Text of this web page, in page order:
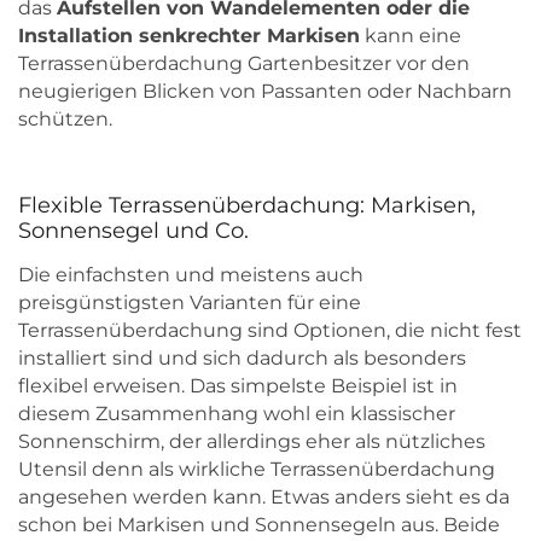
das Aufstellen von Wandelementen oder die
Installation senkrechter Markisen kann eine
Terrassenüberdachung Gartenbesitzer vor den
neugierigen Blicken von Passanten oder Nachbarn
schützen.
Flexible Terrassenüberdachung: Markisen,
Sonnensegel und Co.
Die einfachsten und meistens auch
preisgünstigsten Varianten für eine
Terrassenüberdachung sind Optionen, die nicht fest
installiert sind und sich dadurch als besonders
flexibel erweisen. Das simpelste Beispiel ist in
diesem Zusammenhang wohl ein klassischer
Sonnenschirm, der allerdings eher als nützliches
Utensil denn als wirkliche Terrassenüberdachung
angesehen werden kann. Etwas anders sieht es da
schon bei Markisen und Sonnensegeln aus. Beide